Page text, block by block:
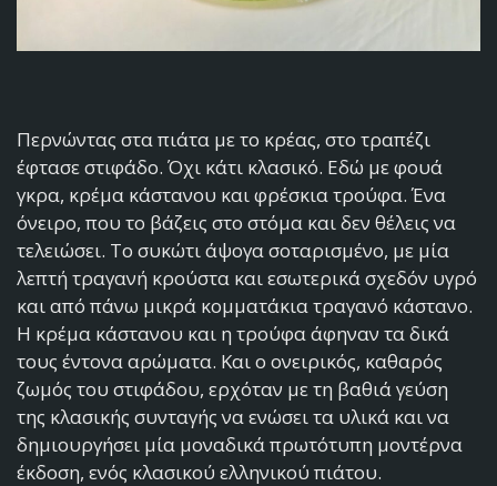
Περνώντας στα πιάτα με το κρέας, στο τραπέζι
έφτασε στιφάδο. Όχι κάτι κλασικό. Εδώ με φουά
γκρα, κρέμα κάστανου και φρέσκια τρούφα. Ένα
όνειρο, που το βάζεις στο στόμα και δεν θέλεις να
τελειώσει. Το συκώτι άψογα σοταρισμένο, με μία
λεπτή τραγανή κρούστα και εσωτερικά σχεδόν υγρό
και από πάνω μικρά κομματάκια τραγανό κάστανο.
Η κρέμα κάστανου και η τρούφα άφηναν τα δικά
τους έντονα αρώματα. Και ο ονειρικός, καθαρός
ζωμός του στιφάδου, ερχόταν με τη βαθιά γεύση
της κλασικής συνταγής να ενώσει τα υλικά και να
δημιουργήσει μία μοναδικά πρωτότυπη μοντέρνα
έκδοση, ενός κλασικού ελληνικού πιάτου.